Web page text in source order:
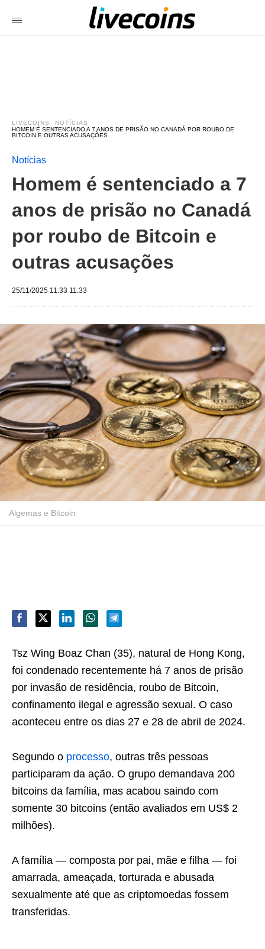
LIVECOINS
NOTÍCIAS
HOMEM É SENTENCIADO A 7 ANOS DE PRISÃO NO CANADÁ POR ROUBO DE
BITCOIN E OUTRAS ACUSAÇÕES
Notícias
Homem é sentenciado a 7
anos de prisão no Canadá
por roubo de Bitcoin e
outras acusações
25/11/2025 11:33 11:33
Algemas e Bitcoin
Tsz Wing Boaz Chan (35), natural de Hong Kong,
foi condenado recentemente há 7 anos de prisão
por invasão de residência, roubo de Bitcoin,
confinamento ilegal e agressão sexual. O caso
aconteceu entre os dias 27 e 28 de abril de 2024.
Segundo o processo, outras três pessoas
participaram da ação. O grupo demandava 200
bitcoins da família, mas acabou saindo com
somente 30 bitcoins (então avaliados em US$ 2
milhões).
A família — composta por pai, mãe e filha — foi
amarrada, ameaçada, torturada e abusada
sexualmente até que as criptomoedas fossem
transferidas.